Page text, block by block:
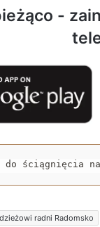
-
do ściągnięcia
radni Radomsko